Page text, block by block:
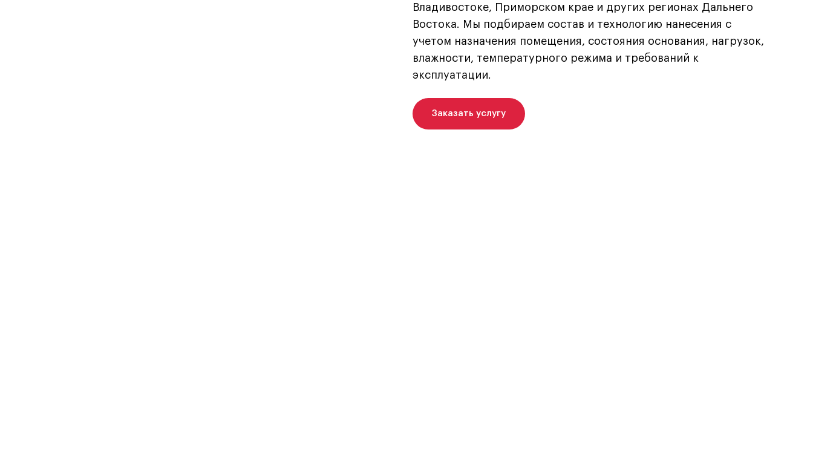
Владивостоке, Приморском крае и других регионах Дальнего
Востока. Мы подбираем состав и технологию нанесения с
учетом назначения помещения, состояния основания, нагрузок,
влажности, температурного режима и требований к
эксплуатации.
Заказать услугу